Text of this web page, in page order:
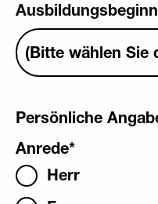
Ausbildungsbeginn
Persönliche
Anrede*
Herr